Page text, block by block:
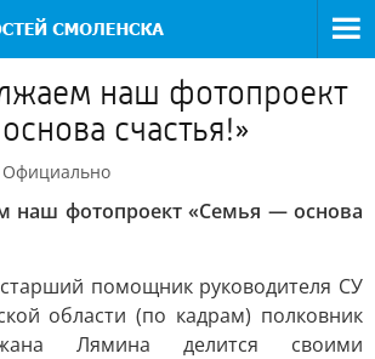
наш фотопроект
счастья!»
Официально
наш фотопроект «Семья — основа
помощник руководителя СУ
области (по кадрам) полковник
Лямина делится своими